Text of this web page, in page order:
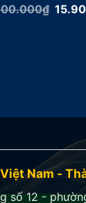
₫ Giá
Nam -
số 12 -